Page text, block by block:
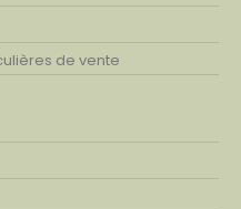
de vente